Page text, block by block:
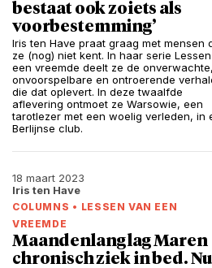
bestaat ook zoiets als
voorbestemming’
Iris ten Have praat graag met mensen
ze (nog) niet kent. In haar serie
een vreemde deelt ze de onverwachte,
onvoorspelbare en ontroerende
die dat oplevert. In deze twaalfde
aflevering ontmoet ze Warsowie, een
tarotlezer met een woelig verleden, in
Berlijnse club.
18 maart 2023
Iris ten Have
COLUMNS • LESSEN VAN EEN
VREEMDE
Maandenlang lag Maren
chronisch ziek in bed. Nu